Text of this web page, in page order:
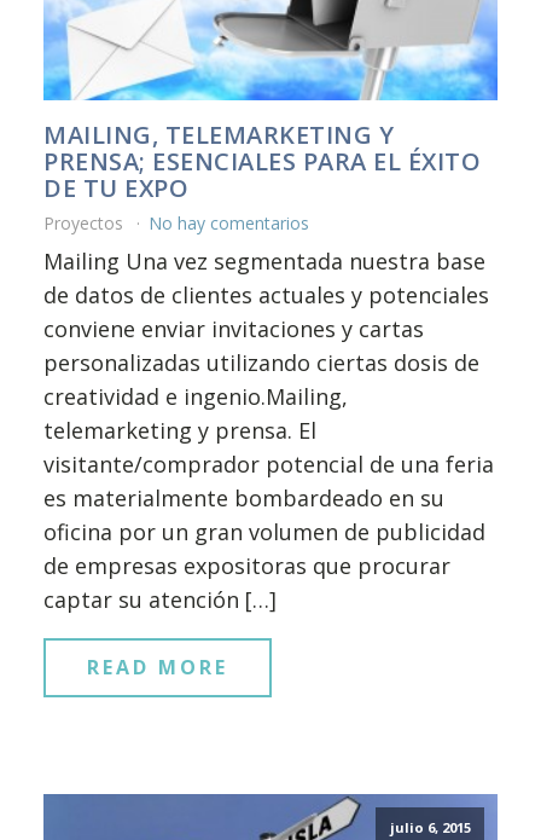
MAILING, TELEMARKETING Y
PRENSA; ESENCIALES PARA EL ÉXITO
DE TU EXPO
Proyectos No hay comentarios
Mailing Una vez segmentada nuestra base
de datos de clientes actuales y potenciales
conviene enviar invitaciones y cartas
personalizadas utilizando ciertas dosis de
creatividad e ingenio.Mailing,
telemarketing y prensa. El
visitante/comprador potencial de una feria
es materialmente bombardeado en su
oficina por un gran volumen de publicidad
de empresas expositoras que procurar
captar su atención […]
READ MORE
julio 6, 2015